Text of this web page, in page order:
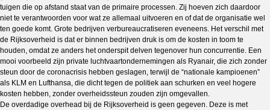
tuigen die op afstand staat van de primaire processen. Zij hoeven zich daardoor
niet te verantwoorden voor wat ze allemaal uitvoeren en of dat de organisatie wel
ten goede komt. Grote bedrijven verbureaucratiseren eveneens. Het verschil met
de Rijksoverheid is dat er binnen bedrijven druk is om de kosten in toom te
houden, omdat ze anders het onderspit delven tegenover hun concurrentie. Een
mooi voorbeeld zijn private luchtvaartondernemingen als Ryanair, die zich zonder
steun door de coronacrisis hebben geslagen, terwijl de “nationale kampioenen”
als KLM en Lufthansa, die dicht tegen de politiek aan schurken en veel hogere
kosten hebben, zonder overheidssteun zouden zijn omgevallen.
De overdadige overhead bij de Rijksoverheid is geen gegeven. Deze is met